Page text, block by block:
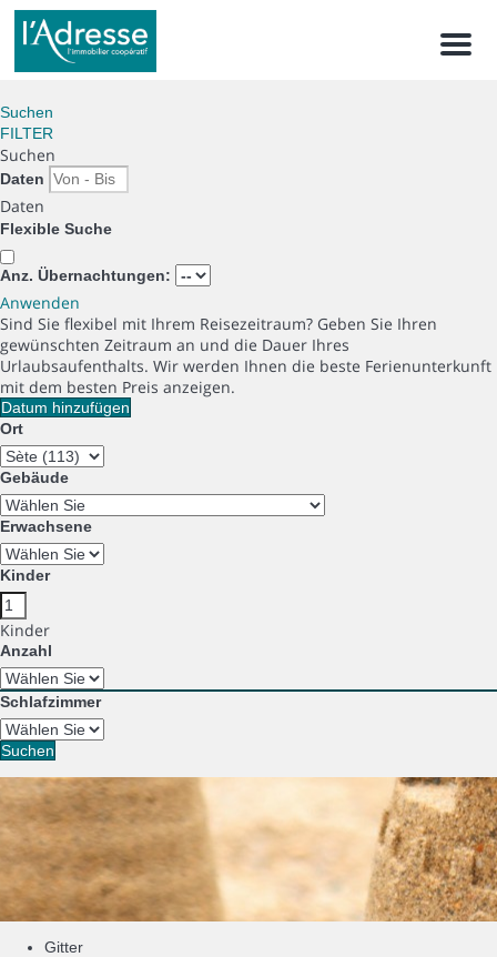
Menu
Suchen
FILTER
Suchen
Daten
Daten
Flexible Suche
Anz. Übernachtungen:
Anwenden
Sind Sie flexibel mit Ihrem Reisezeitraum? Geben Sie Ihren
gewünschten Zeitraum an und die Dauer Ihres
Urlaubsaufenthalts. Wir werden Ihnen die beste Ferienunterkunft
mit dem besten Preis anzeigen.
Datum hinzufügen
Ort
Gebäude
Erwachsene
Kinder
Kinder
Anzahl
Schlafzimmer
Suchen
Gitter